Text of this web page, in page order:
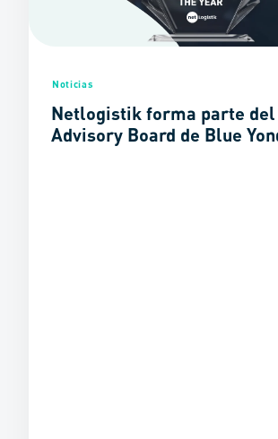
Noticias
Netlogistik forma parte
Advisory Board de Blue